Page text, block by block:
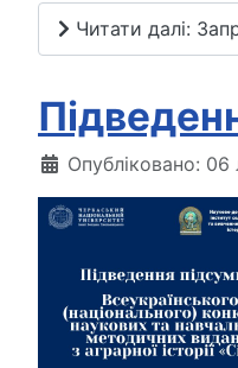
Читати далі:
Опубліковано: